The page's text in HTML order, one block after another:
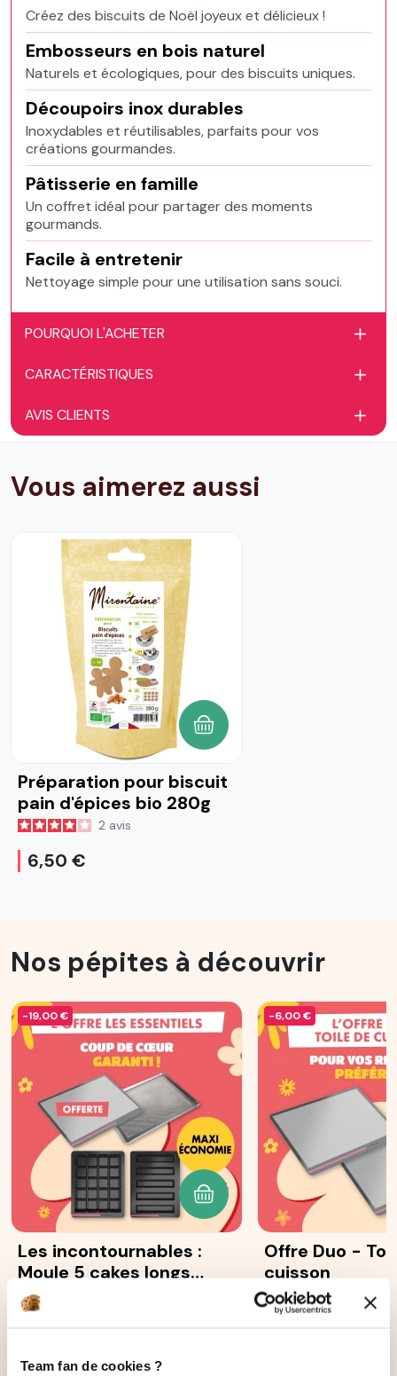
Team fan de cookies ?
Créez des biscuits de Noël joyeux et délicieux !
Embosseurs en bois naturel
Naturels et écologiques, pour des biscuits uniques.
Découpoirs inox durables
Inoxydables et réutilisables, parfaits pour vos
créations gourmandes.
Pâtisserie en famille
Un coffret idéal pour partager des moments
gourmands.
Facile à entretenir
Nettoyage simple pour une utilisation sans souci.
POURQUOI L'ACHETER
CARACTÉRISTIQUES
AVIS CLIENTS
Vous aimerez aussi
Préparation pour biscuit
pain d'épices bio 280g
2 avis
6,50 €
AJOUTER AU PANIER
Nos pépites à découvrir
-19,00 €
Les incontournables :
Moule 5 cakes longs
Ohra®
AJOUTER AU PANIER
-6,00 €
Offre Duo -
cuisson
108 avis